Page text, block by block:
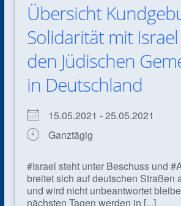
Übersicht
Solidarität mit
den Jüdischen
in Deutschland
15.05.2021 - 25.05.2021
Ganztägig
#Israel steht unter Beschuss und
breitet sich auf deutschen Straßen
und wird nicht unbeantwortet
nächsten Tagen werden in [...]